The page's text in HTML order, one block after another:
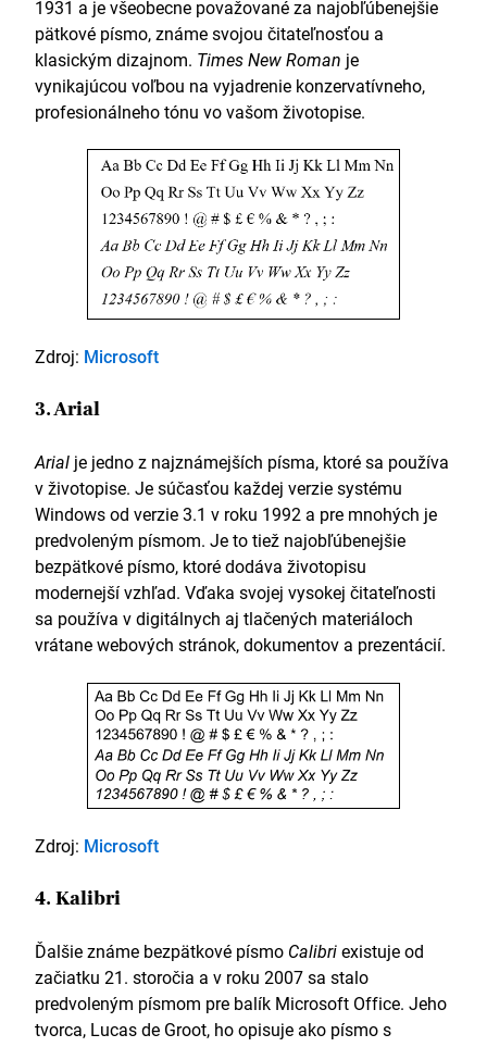
1931 a je všeobecne považované za najobľúbenejšie
pätkové písmo, známe svojou čitateľnosťou a
klasickým dizajnom. Times New Roman je
vynikajúcou voľbou na vyjadrenie konzervatívneho,
profesionálneho tónu vo vašom životopise.
Zdroj: Microsoft
3. Arial
Arial je jedno z najznámejších písma, ktoré sa používa
v životopise. Je súčasťou každej verzie systému
Windows od verzie 3.1 v roku 1992 a pre mnohých je
predvoleným písmom. Je to tiež najobľúbenejšie
bezpätkové písmo, ktoré dodáva životopisu
modernejší vzhľad. Vďaka svojej vysokej čitateľnosti
sa používa v digitálnych aj tlačených materiáloch
vrátane webových stránok, dokumentov a prezentácií.
Zdroj: Microsoft
4. Kalibri
Ďalšie známe bezpätkové písmo Calibriexistuje od
začiatku 21. storočia a v roku 2007 sa stalo
predvoleným písmom pre balík Microsoft Office. Jeho
tvorca, Lucas de Groot, ho opisuje ako písmo s